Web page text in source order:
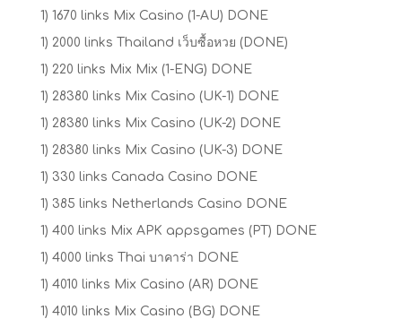
1) 1670 links Mix Casino (1-AU) DONE
1) 2000 links Thailand เว็บซื้อหวย (DONE)
1) 220 links Mix Mix (1-ENG) DONE
1) 28380 links Mix Casino (UK-1) DONE
1) 28380 links Mix Casino (UK-2) DONE
1) 28380 links Mix Casino (UK-3) DONE
1) 330 links Canada Casino DONE
1) 385 links Netherlands Casino DONE
1) 400 links Mix APK appsgames (PT) DONE
1) 4000 links Thai บาคาร่า DONE
1) 4010 links Mix Casino (AR) DONE
1) 4010 links Mix Casino (BG) DONE